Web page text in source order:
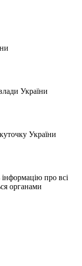
України
України
про всі
органами